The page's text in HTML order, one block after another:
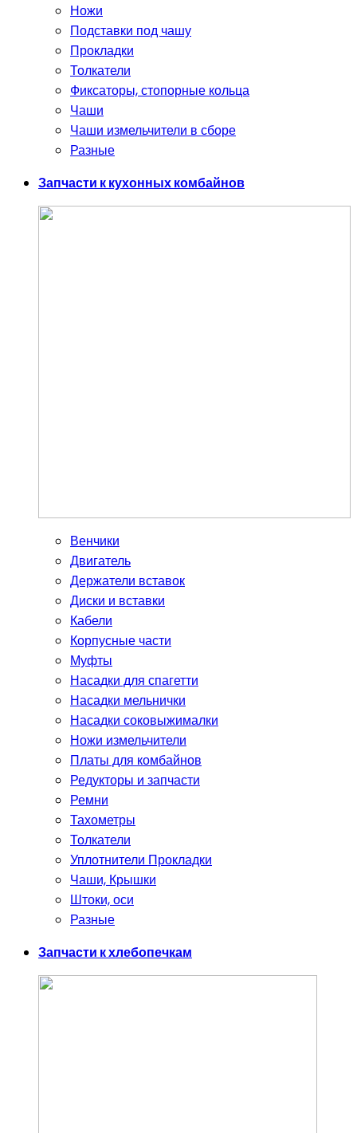
Ножи
Подставки под чашу
Прокладки
Толкатели
Фиксаторы, стопорные кольца
Чаши
Чаши измельчители в сборе
Разные
Запчасти к кухонных комбайнов
Венчики
Двигатель
Держатели вставок
Диски и вставки
Кабели
Корпусные части
Муфты
Насадки для спагетти
Насадки мельнички
Насадки соковыжималки
Ножи измельчители
Платы для комбайнов
Редукторы и запчасти
Ремни
Тахометры
Толкатели
Уплотнители Прокладки
Чаши, Крышки
Штоки, оси
Разные
Запчасти к хлебопечкам